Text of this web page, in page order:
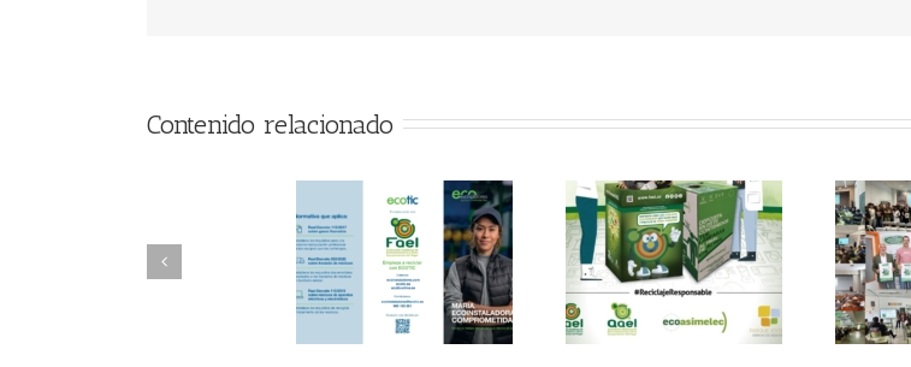
Contenido relacionado
FAEL/AAEL y
FAEL, Ecoasimelec y
Parque Joyero
Córdoba, colaboran
FAEL, junto con
Ecoasimelec, visitan
16 centros